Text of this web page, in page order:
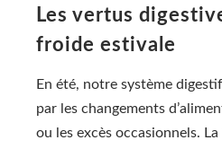
Les vertus
froide estivale
En été, notre système
par les changements
ou les excès occasionnels.